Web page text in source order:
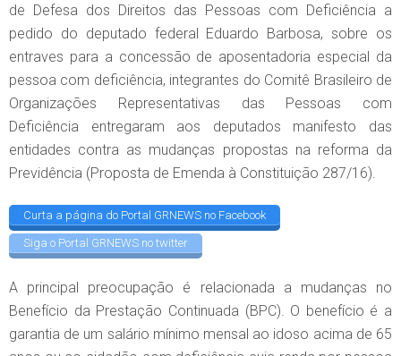
de Defesa dos Direitos das Pessoas com Deficiência a
pedido do deputado federal Eduardo Barbosa, sobre os
entraves para a concessão de aposentadoria especial da
pessoa com deficiência, integrantes do Comitê Brasileiro de
Organizações Representativas das Pessoas com
Deficiência entregaram aos deputados manifesto das
entidades contra as mudanças propostas na reforma da
Previdência (Proposta de Emenda à Constituição 287/16).
Curta a página do Portal GRNEWS no Facebook
Siga o Portal GRNEWS no twitter
A principal preocupação é relacionada a mudanças no
Benefício da Prestação Continuada (BPC). O benefício é a
garantia de um salário mínimo mensal ao idoso acima de 65